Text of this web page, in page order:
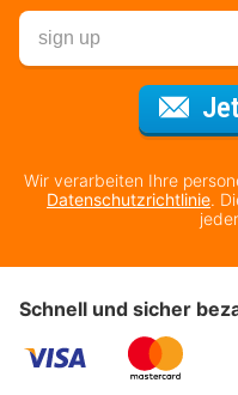
Wir verarbeiten Ihre
Datenschutzrichtlinie.
Schnell und sicher